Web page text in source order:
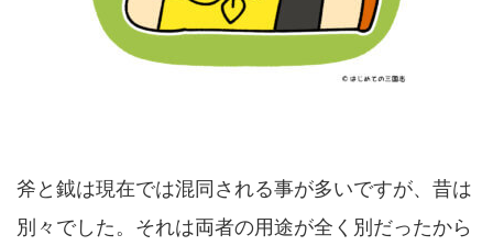
斧と鉞は現在では混同される事が多いですが、昔は
別々でした。それは両者の用途が全く別だったから